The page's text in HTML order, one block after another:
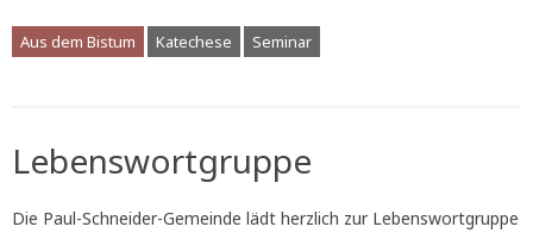
Aus dem Bistum Katechese Seminar
Lebenswortgruppe
Die Paul-Schneider-Gemeinde lädt herzlich zur Lebenswortgruppe